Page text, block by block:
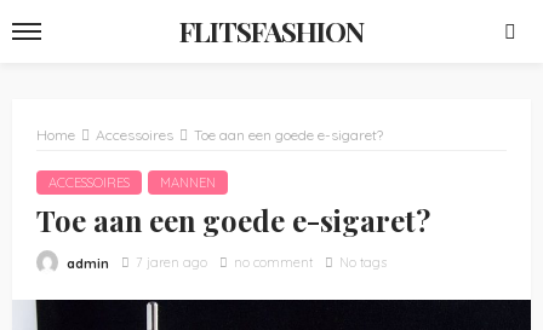
FLITSFASHION
Home Accessoires Toe aan een goede e-sigaret?
ACCESSOIRES MANNEN
Toe aan een goede e-sigaret?
admin 7 jaren ago no comment No tags